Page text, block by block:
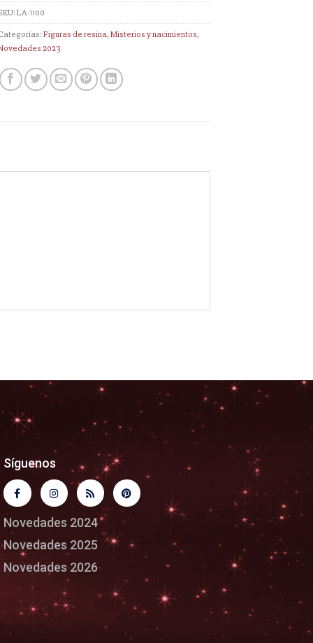
LA-1100
Figuras de resina,Misterios y nacimientos,
2023
Síguenos
Novedades 2024
Novedades 2025
Novedades 2026